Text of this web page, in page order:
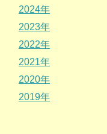
2024年
2023年
2022年
2021年
2020年
2019年